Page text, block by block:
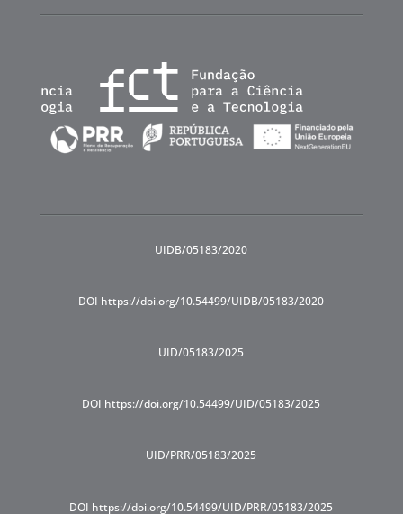
UIDB/05183/2020
DOI https://doi.org/10.54499/UIDB/05183/2020
UID/05183/2025
DOI https://doi.org/10.54499/UID/05183/2025
UID/PRR/05183/2025
DOI https://doi.org/10.54499/UID/PRR/05183/2025